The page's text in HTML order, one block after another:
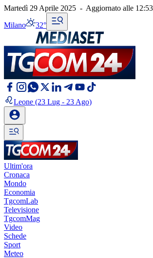
Martedì 29 Aprile 2025 - Aggiornato alle 12:53
Milano 32°
Leone (23 Lug - 23 Ago)
Ultim'ora
Cronaca
Mondo
Economia
TgcomLab
Televisione
TgcomMag
Video
Schede
Sport
Meteo